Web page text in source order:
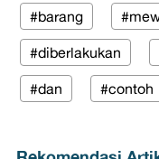
#barang
#diberlakukan
#dan #contoh